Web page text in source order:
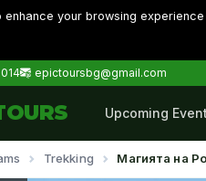
your browsing
epictoursbg@gmail.com
Upcoming
Trekking Магията на